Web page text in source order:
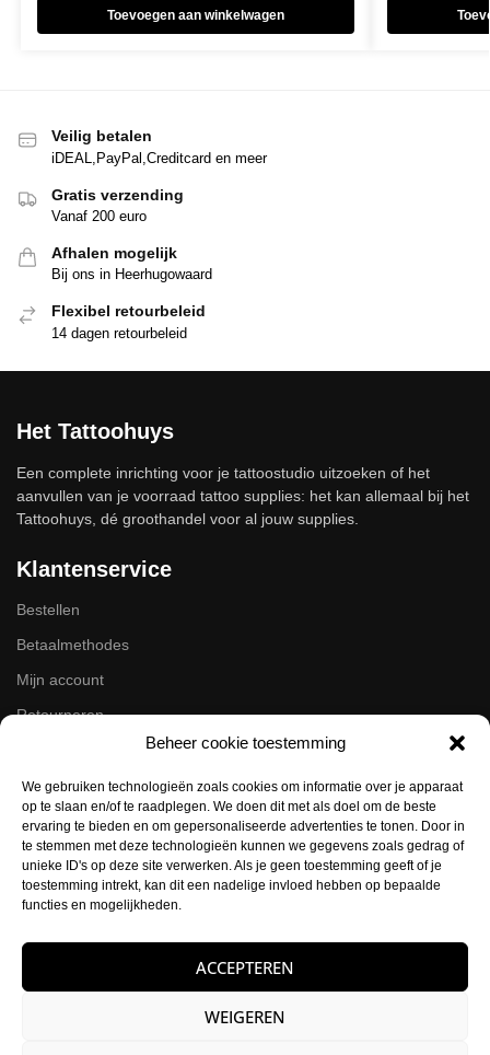
Beheer cookie toestemming
We gebruiken technologieën zoals cookies om informatie over je apparaat
op te slaan en/of te raadplegen. We doen dit met als doel om de beste
ervaring te bieden en om gepersonaliseerde advertenties te tonen. Door in
te stemmen met deze technologieën kunnen we gegevens zoals gedrag of
unieke ID's op deze site verwerken. Als je geen toestemming geeft of je
toestemming intrekt, kan dit een nadelige invloed hebben op bepaalde
functies en mogelijkheden.
ACCEPTEREN
WEIGEREN
Toevoegen aan winkelwagen
Veilig betalen
iDEAL,PayPal,Creditcard en meer
Gratis verzending
Vanaf 200 euro
Afhalen mogelijk
Bij ons in Heerhugowaard
Flexibel retourbeleid
14 dagen retourbeleid
Het Tattoohuys
Een complete inrichting voor je tattoostudio uitzoeken of het
aanvullen van je voorraad tattoo supplies: het kan allemaal bij het
Tattoohuys, dé groothandel voor al jouw supplies.
Klantenservice
Bestellen
Betaalmethodes
Mijn account
Retourneren
Volg ons op de socials
Instagram
Facebook
Contactgegevens